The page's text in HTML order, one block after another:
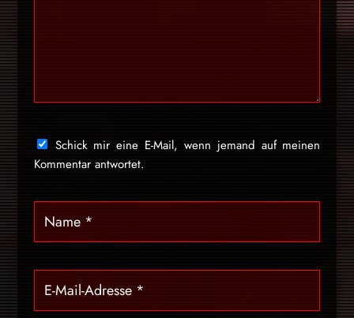
Schick mir eine E-Mail, wenn jemand auf meinen
Kommentar antwortet.